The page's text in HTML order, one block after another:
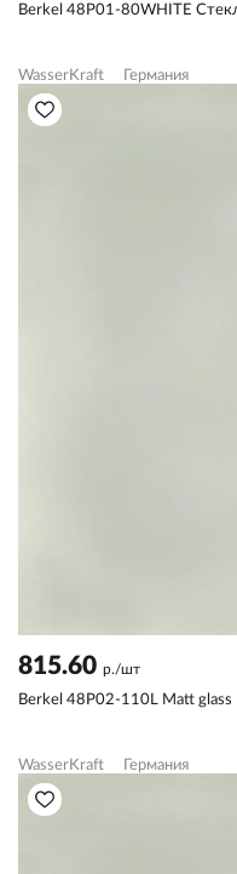
Berkel 48P01-80WHITE
WasserKraft Германия
815.60 р./шт
Berkel 48P02-110L Matt glass
WasserKraft Германия